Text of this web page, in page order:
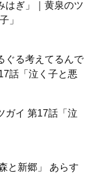
はぎ」｜黄泉のツ
」
ぐる考えてるんで
話「泣く子と悪
ガイ 第17話「泣
と新郷」 あらす